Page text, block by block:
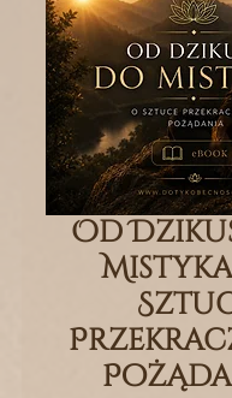
Od
Mistyka